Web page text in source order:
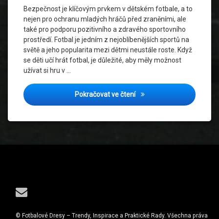
Bezpečnost je klíčovým prvkem v dětském fotbale, a to
nejen pro ochranu mladých hráčů před zraněními, ale
také pro podporu pozitivního a zdravého sportovního
prostředí. Fotbal je jedním z nejoblíbenějších sportů na
světě a jeho popularita mezi dětmi neustále roste. Když
se děti učí hrát fotbal, je důležité, aby měly možnost
užívat si hru v …
Pokračovat ve čteníBezpečnostní tipy pro
Zranění
Psychická
Příprava
Dětí
Sportovní
Vybavení
spolupráce
Zranění
E-mail
© Fotbalové Dresy – Trendy, Inspirace a Praktické Rady. Všechna práva